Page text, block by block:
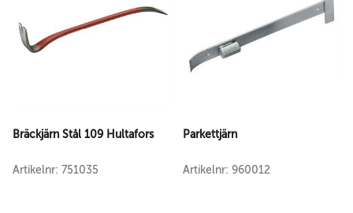
Bräckjärn Stål 109 Hultafors
Artikelnr: 751035
Parkettjärn
Artikelnr: 960012